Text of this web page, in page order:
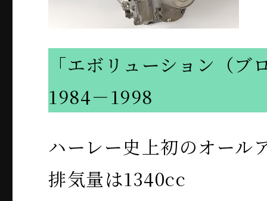
「エボリューション（ブ
1984－1998
ハーレー史上初のオール
排気量は1340cc